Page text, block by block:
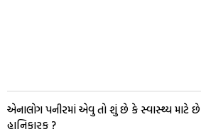
એનાલોગ પનીરમાં એવુ તો શું છે કે સ્વાસ્થ્ય માટે છે
હાનિકારક ?